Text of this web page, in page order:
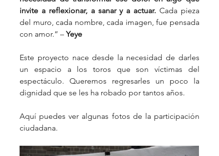
invite a reflexionar, a sanar y a actuar. Cada pieza
del muro, cada nombre, cada imagen, fue pensada
con amor.” – Yeye
Este proyecto nace desde la necesidad de darles
un espacio a los toros que son víctimas del
espectáculo. Queremos regresarles un poco la
dignidad que se les ha robado por tantos años.
Aquí puedes ver algunas fotos de la participación
ciudadana.